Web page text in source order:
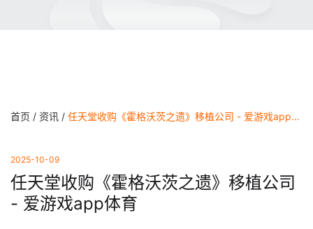
首页 / 资讯 / 任天堂收购《霍格沃茨之遗》移植公司 - 爱游戏app体育
2025-10-09
任天堂收购《霍格沃茨之遗》移植公司
- 爱游戏app体育